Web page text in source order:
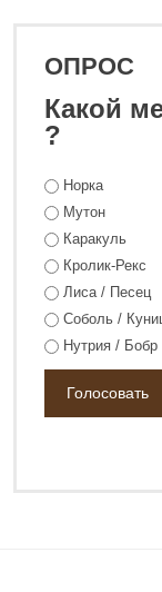
ОПРОС
Какой
?
Норка
Мутон
Каракуль
Кролик-Рекс
Лиса / Песец
Соболь /
Нутрия / Бобр